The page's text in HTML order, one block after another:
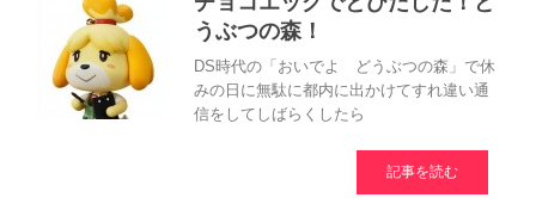
うぶつの森！
DS時代の「おいでよ どうぶつの森」で休
みの日に無駄に都内に出かけてすれ違い通
信をしてしばらくしたら
記事を読む